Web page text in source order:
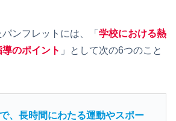
ンフレットには、「 学校における熱
のポイント 」として次の6つのこと
、長時間にわたる運動やスポー